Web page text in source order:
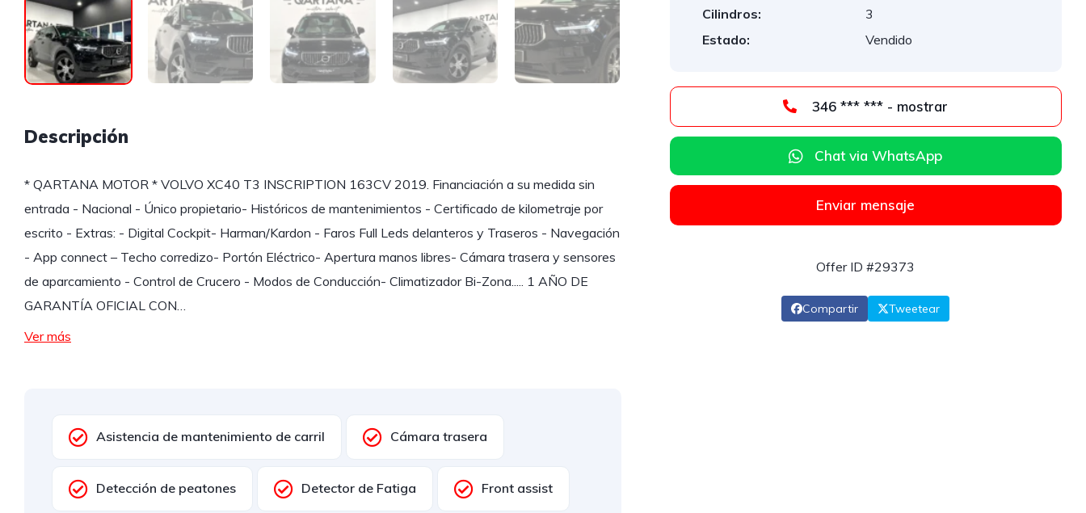
Descripción
* QARTANA MOTOR * VOLVO XC40 T3 INSCRIPTION 163CV 2019. Financiación a su medida sin
entrada - Nacional - Único propietario- Históricos de mantenimientos - Certificado de kilometraje por
escrito - Extras: - Digital Cockpit- Harman/Kardon - Faros Full Leds delanteros y Traseros - Navegación
- App connect – Techo corredizo- Portón Eléctrico- Apertura manos libres- Cámara trasera y sensores
de aparcamiento - Control de Crucero - Modos de Conducción- Climatizador Bi-Zona..... 1 AÑO DE
GARANTÍA OFICIAL CON…
Ver más
Asistencia de mantenimiento de carril Cámara trasera
Detección de peatones Detector de Fatiga Front assist
Cilindros:
3
Estado:
Vendido
346 *** *** - mostrar
Chat via WhatsApp
Enviar mensaje
Offer ID #29373
Compartir Tweetear